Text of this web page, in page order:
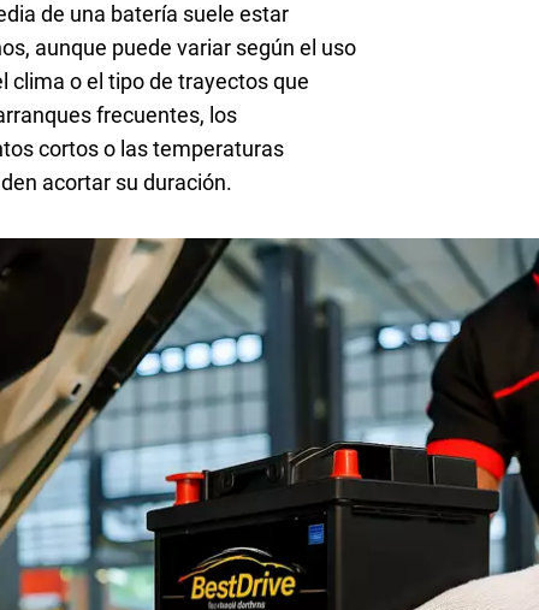
de una batería suele estar
aunque puede variar según el uso
clima o el tipo de trayectos que
frecuentes, los
cortos o las temperaturas
acortar su duración.